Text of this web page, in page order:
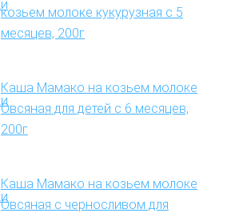
козьем молоке кукурузная с 5
месяцев, 200г
Каша Мамако на козьем молоке
Овсяная для детей с 6 месяцев,
200г
Каша Мамако на козьем молоке
Овсяная с черносливом для